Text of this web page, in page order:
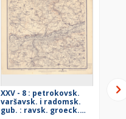
XXV - 8 : petrokovsk.
varšavsk. i radomsk.
gub. : ravsk. groeck.